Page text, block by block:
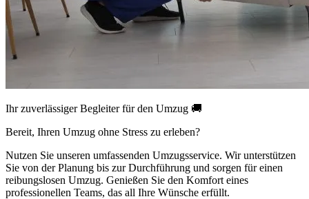
Ihr zuverlässiger Begleiter für den Umzug 🚚
Bereit, Ihren Umzug ohne Stress zu erleben?
Nutzen Sie unseren umfassenden Umzugsservice. Wir unterstützen
Sie von der Planung bis zur Durchführung und sorgen für einen
reibungslosen Umzug. Genießen Sie den Komfort eines
professionellen Teams, das all Ihre Wünsche erfüllt.